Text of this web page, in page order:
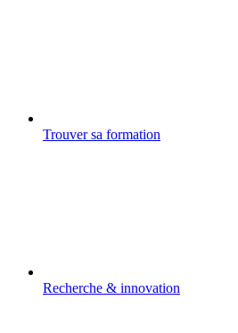
Trouver sa formation
Recherche & innovation